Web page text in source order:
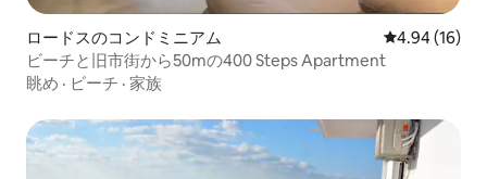
ロードスのコンドミニアム レビュー16
4.94 (16)
ビーチと旧市街から50mの400 Steps Apartment
眺め · ビーチ · 家族